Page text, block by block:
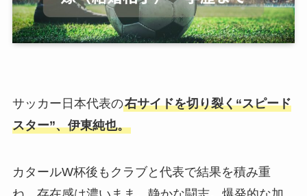
サッカー日本代表の右サイドを切り裂く“スピード
スター”、伊東純也。
カタールW杯後もクラブと代表で結果を積み重